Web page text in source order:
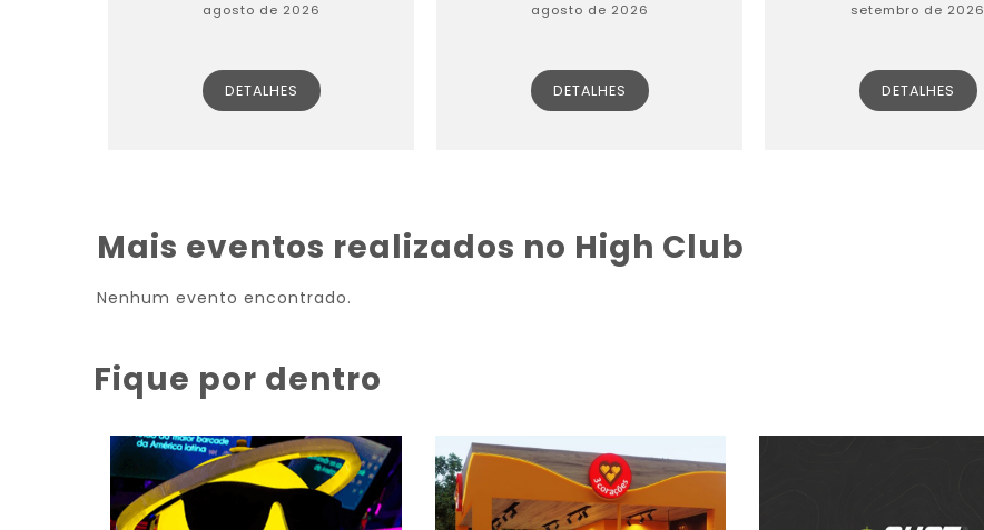
agosto de 2026
DETALHES
agosto de 2026
DETALHES
setembro de 2026
DETALHES
Mais eventos realizados no High Club
Nenhum evento encontrado.
Fique por dentro